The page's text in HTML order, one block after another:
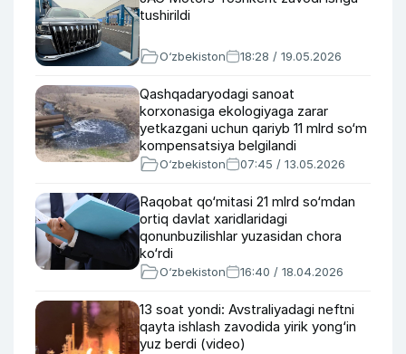
tushirildi
O‘zbekiston 18:28 / 19.05.2026
Qashqadaryodagi sanoat
korxonasiga ekologiyaga zarar
yetkazgani uchun qariyb 11 mlrd so‘m
kompensatsiya belgilandi
O‘zbekiston 07:45 / 13.05.2026
Raqobat qo‘mitasi 21 mlrd so‘mdan
ortiq davlat xaridlaridagi
qonunbuzilishlar yuzasidan chora
ko‘rdi
O‘zbekiston 16:40 / 18.04.2026
13 soat yondi: Avstraliyadagi neftni
qayta ishlash zavodida yirik yong‘in
yuz berdi (video)